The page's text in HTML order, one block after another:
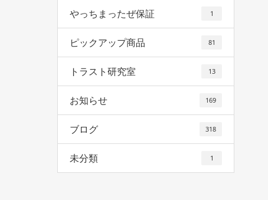
やっちまったぜ保証 1
ピックアップ商品 81
トラスト研究室 13
お知らせ 169
ブログ 318
未分類 1